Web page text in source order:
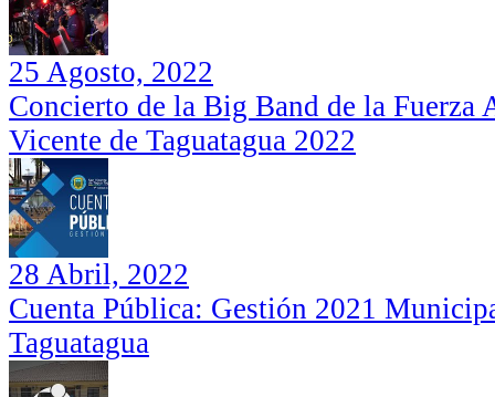
Institucional Corporación de Desarrollo
de San Vicente
Cuenta Pública: Gestión 2021
Municipalidad de San Vicente de
25 Agosto, 2022
Concierto de la Big Band de la Fuerza
Vicente de Taguatagua 2022
28 Abril, 2022
Cuenta Pública: Gestión 2021
Taguatagua